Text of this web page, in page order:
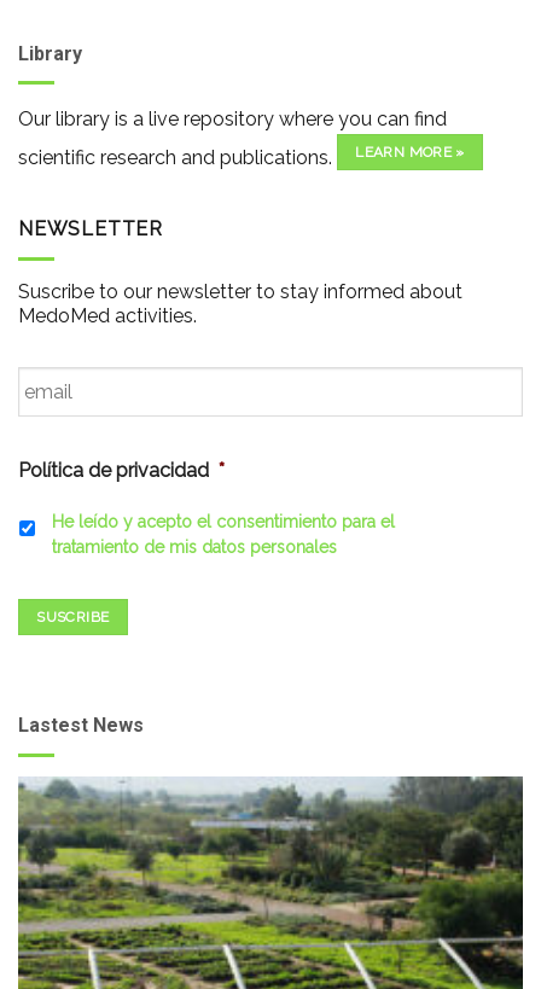
Library
Our library is a live repository where you can find
scientific research and publications.
LEARN MORE »
NEWSLETTER
Suscribe to our newsletter to stay informed about
MedoMed activities.
Email *
Política de privacidad *
He leído y acepto el consentimiento para el
tratamiento de mis datos personales
SUSCRIBE
Lastest News